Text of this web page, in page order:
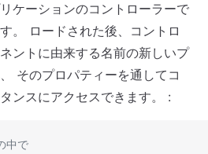
ケーションのコントローラーで
。 ロードされた後、コントロ
ントに由来する名前の新しいプ
そのプロパティーを通してコ
ンスにアクセスできます。 :
中で